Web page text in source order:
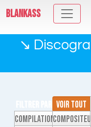
BLANKASS
↘
:
Voir tout
CompilationCompositeur